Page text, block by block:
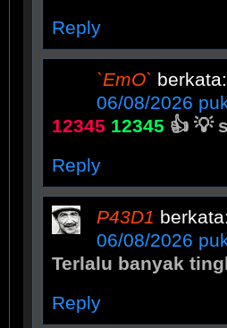
Reply
`EmO` berkata:
06/08/2026
12345 12345 👍 💡
Reply
P43D1 berkata:
06/08/2026
Terlalu banyak
Reply